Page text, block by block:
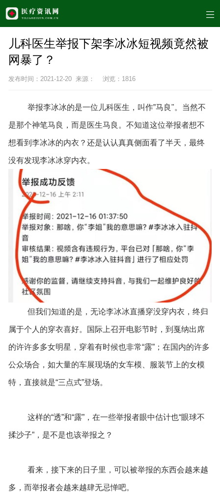
儿科医生举报下架李冰冰短视频竟然被
网暴了？
发布时间：2021-12-20 来源： 浏览： 1816
举报李冰冰的是一位儿科医生，叫作”马良"。当然不
是那个神笔马良，而是医生马良。不知道这位举报者想不
想看到李冰冰的内衣？还是认认真真侧面看了半天，最终
没有发现李冰冰穿内衣。
但我们知道的是，无论李冰冰直播穿没穿内衣，终归
属于个人的穿衣喜好。国际上召开电影节时，到戛纳出席
的许许多多女明星，穿着有时候也非常“露”；在国内的许多
公众场合，如大量的车展现场的女车模、服装节上的女模
特，直接就是“三点式”登场。
这样的“透”和“露”，在一些举报者眼中估计也“眼球不
揉沙子”，是不是也该举报之？
看来，接下来的日子里，可以被举报的东西会越来越
多，而举报者会越来越肆无忌惮吧。